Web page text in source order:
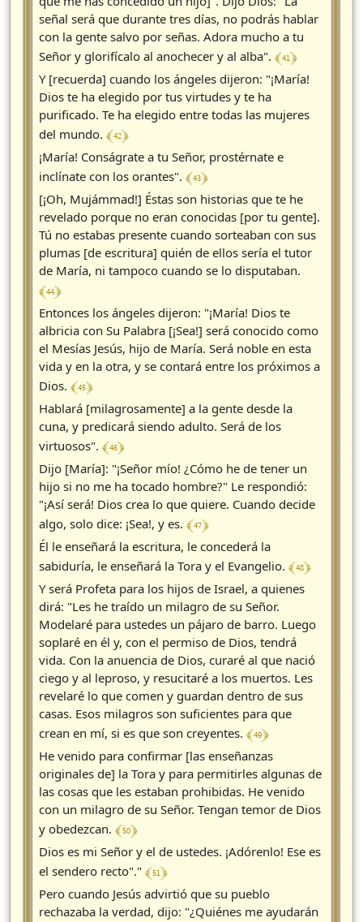
señal será que durante tres días, no podrás hablar
con la gente salvo por señas. Adora mucho a tu
Señor y glorifícalo al anochecer y al alba". ﴾ 41 ﴿
Y [recuerda] cuando los ángeles dijeron: "¡María!
Dios te ha elegido por tus virtudes y te ha
purificado. Te ha elegido entre todas las mujeres
del mundo. ﴾ 42 ﴿
¡María! Conságrate a tu Señor, prostérnate e
inclínate con los orantes". ﴾ 43 ﴿
[¡Oh, Mujámmad!] Éstas son historias que te he
revelado porque no eran conocidas [por tu gente].
Tú no estabas presente cuando sorteaban con sus
plumas [de escritura] quién de ellos sería el tutor
de María, ni tampoco cuando se lo disputaban.
﴾ 44 ﴿
Entonces los ángeles dijeron: "¡María! Dios te
albricia con Su Palabra [¡Sea!] será conocido como
el Mesías Jesús, hijo de María. Será noble en esta
vida y en la otra, y se contará entre los próximos a
Dios. ﴾ 45 ﴿
Hablará [milagrosamente] a la gente desde la
cuna, y predicará siendo adulto. Será de los
virtuosos". ﴾ 46 ﴿
Dijo [María]: "¡Señor mío! ¿Cómo he de tener un
hijo si no me ha tocado hombre?" Le respondió:
"¡Así será! Dios crea lo que quiere. Cuando decide
algo, solo dice: ¡Sea!, y es. ﴾ 47 ﴿
Él le enseñará la escritura, le concederá la
sabiduría, le enseñará la Tora y el Evangelio. ﴾ 48 ﴿
Y será Profeta para los hijos de Israel, a quienes
dirá: "Les he traído un milagro de su Señor.
Modelaré para ustedes un pájaro de barro. Luego
soplaré en él y, con el permiso de Dios, tendrá
vida. Con la anuencia de Dios, curaré al que nació
ciego y al leproso, y resucitaré a los muertos. Les
revelaré lo que comen y guardan dentro de sus
casas. Esos milagros son suficientes para que
crean en mí, si es que son creyentes. ﴾ 49 ﴿
He venido para confirmar [las enseñanzas
originales de] la Tora y para permitirles algunas de
las cosas que les estaban prohibidas. He venido
con un milagro de su Señor. Tengan temor de Dios
y obedezcan. ﴾ 50 ﴿
Dios es mi Señor y el de ustedes. ¡Adórenlo! Ese es
el sendero recto"." ﴾ 51 ﴿
Pero cuando Jesús advirtió que su pueblo
rechazaba la verdad, dijo: "¿Quiénes me ayudarán